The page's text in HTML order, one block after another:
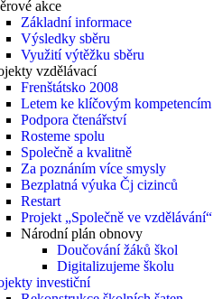
akce
Základní informace
Výsledky sběru
Využití výtěžku sběru
vzdělávací
Frenštátsko 2008
Letem ke klíčovým kompetencím
Podpora čtenářství
Rosteme spolu
Společně a kvalitně
Za poznáním více smysly
Bezplatná výuka Čj cizinců
Restart
Projekt „Společně ve vzdělávání“
Národní plán obnovy
Doučování žáků škol
Digitalizujeme školu
investiční